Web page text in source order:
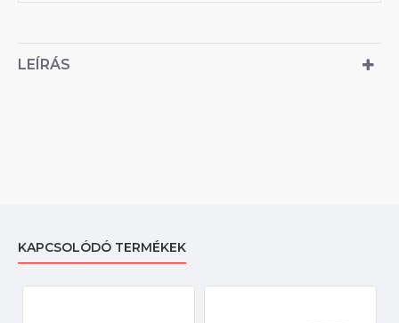
LEÍRÁS
KAPCSOLÓDÓ TERMÉKEK